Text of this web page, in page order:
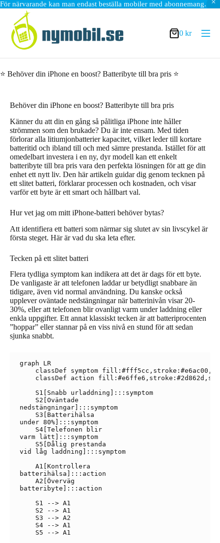
För närvarande kan man endast beställa mobiler med abonnemang.
innehåll
Varukorg
0 kr
⭐ Behöver din iPhone en boost? Batteribyte till bra pris ⭐
Behöver din iPhone en boost? Batteribyte till bra pris
Känner du att din en gång så pålitliga iPhone inte håller
strömmen som den brukade? Du är inte ensam. Med tiden
förlorar alla litiumjonbatterier kapacitet, vilket leder till kortare
batteritid och ibland till och med sämre prestanda. Istället för att
omedelbart investera i en ny, dyr modell kan ett enkelt
batteribyte till bra pris vara den perfekta lösningen för att ge din
enhet ett nytt liv. Den här artikeln guidar dig genom tecknen på
ett slitet batteri, förklarar processen och kostnaden, och visar
varför ett byte är ett smart och hållbart val.
Hur vet jag om mitt iPhone-batteri behöver bytas?
Att identifiera ett batteri som närmar sig slutet av sin livscykel är
första steget. Här är vad du ska leta efter.
Tecken på ett slitet batteri
Flera tydliga symptom kan indikera att det är dags för ett byte.
De vanligaste är att telefonen laddar ur betydligt snabbare än
tidigare, även vid normal användning. Du kanske också
upplever oväntade nedstängningar när batterinivån visar 20-
30%, eller att telefonen blir ovanligt varm under laddning eller
enkla uppgifter. Ett annat klassiskt tecken är att batteriprocenten
”hoppar” eller stannar på en viss nivå en stund för att sedan
sjunka snabbt.
graph LR
classDef symptom
classDef action
    S1[Snabb urladdning]:::symptom
    S2[Oväntade
nedstängningar]:::symptom
    S3[Batterihälsa
under 80%]:::symptom
    S4[Telefonen blir
varm lätt]:::symptom
    S5[Dålig prestanda
vid låg laddning]:::symptom
    A1[Kontrollera
batterihälsa]:::action
    A2[Överväg
batteribyte]:::action
    S1 --> A1
    S2 --> A1
    S3 --> A2
    S4 --> A1